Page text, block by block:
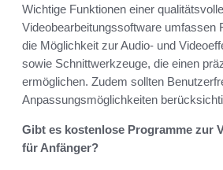
Wichtige Funktionen einer
Videobearbeitungssoftware umfassen
die Möglichkeit zur Audio- und
sowie Schnittwerkzeuge, die einen
ermöglichen. Zudem sollten
Anpassungsmöglichkeiten
Gibt es kostenlose Programme zur
für Anfänger?